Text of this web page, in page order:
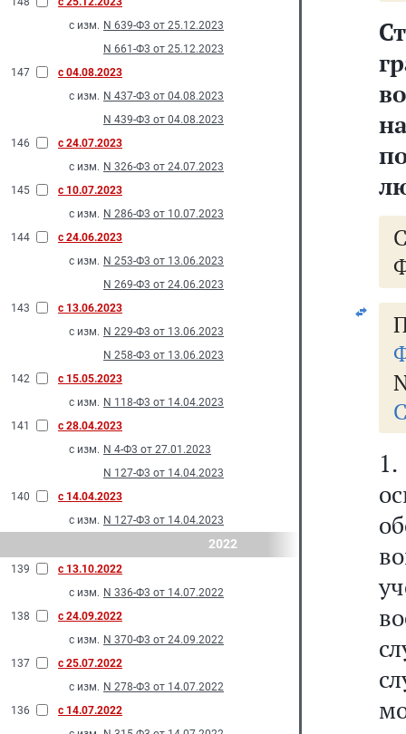
с изм. N 639-Ф3 от 25.12.2023
N 661-Ф3 от 25.12.2023
147
с 04.08.2023
с изм. N 437-Ф3 от 04.08.2023
N 439-Ф3 от 04.08.2023
146
с 24.07.2023
с изм. N 326-Ф3 от 24.07.2023
145
с 10.07.2023
с изм. N 286-Ф3 от 10.07.2023
144
с 24.06.2023
с изм. N 253-Ф3 от 13.06.2023
N 269-Ф3 от 24.06.2023
143
с 13.06.2023
с изм. N 229-Ф3 от 13.06.2023
N 258-Ф3 от 13.06.2023
142
с 15.05.2023
с изм. N 118-Ф3 от 14.04.2023
141
с 28.04.2023
с изм. N 4-Ф3 от 27.01.2023
N 127-Ф3 от 14.04.2023
140
с 14.04.2023
с изм. N 127-Ф3 от 14.04.2023
2022
139
с 13.10.2022
с изм. N 336-Ф3 от 14.07.2022
138
с 24.09.2022
с изм. N 370-Ф3 от 24.09.2022
137
с 25.07.2022
с изм. N 278-Ф3 от 14.07.2022
136
с 14.07.2022